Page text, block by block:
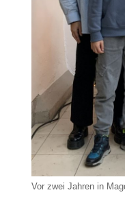
Vor zwei Jahren in